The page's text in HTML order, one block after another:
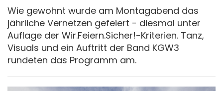
Wie gewohnt wurde am Montagabend das
jährliche Vernetzen gefeiert - diesmal unter
Auflage der Wir.Feiern.Sicher!-Kriterien. Tanz,
Visuals und ein Auftritt der Band KGW3
rundeten das Programm am.